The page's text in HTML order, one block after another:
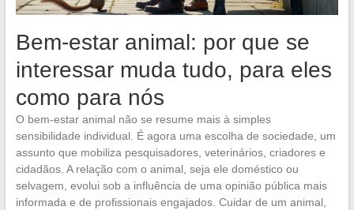
Bem-estar animal: por que se
interessar muda tudo, para eles
como para nós
O bem-estar animal não se resume mais à simples
sensibilidade individual. É agora uma escolha de sociedade, um
assunto que mobiliza pesquisadores, veterinários, criadores e
cidadãos. A relação com o animal, seja ele doméstico ou
selvagem, evolui sob a influência de uma opinião pública mais
informada e de profissionais engajados. Cuidar de um animal,